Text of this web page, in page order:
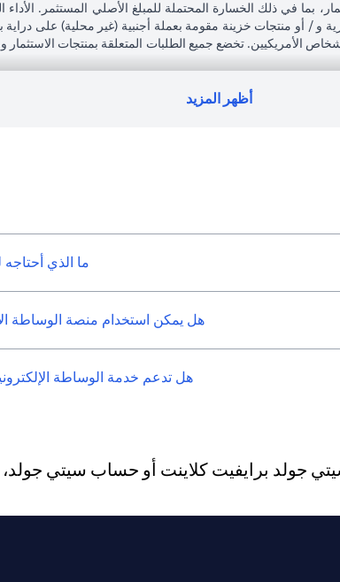
بما في ذلك الخسارة المحتملة للمبلغ الأصلي المستثمر.
و / أو منتجات خزينة مقومة بعملة أجنبية (غير محلية) على
الأمريكيين. تخضع جميع الطلبات المتعلقة بمنتجات
أظهر المزيد
ما الذي
هل يمكن استخدام منصة الوساطة
هل تدعم خدمة الوساطة
برايفيت كلاينت أو حساب سيتي جولد،